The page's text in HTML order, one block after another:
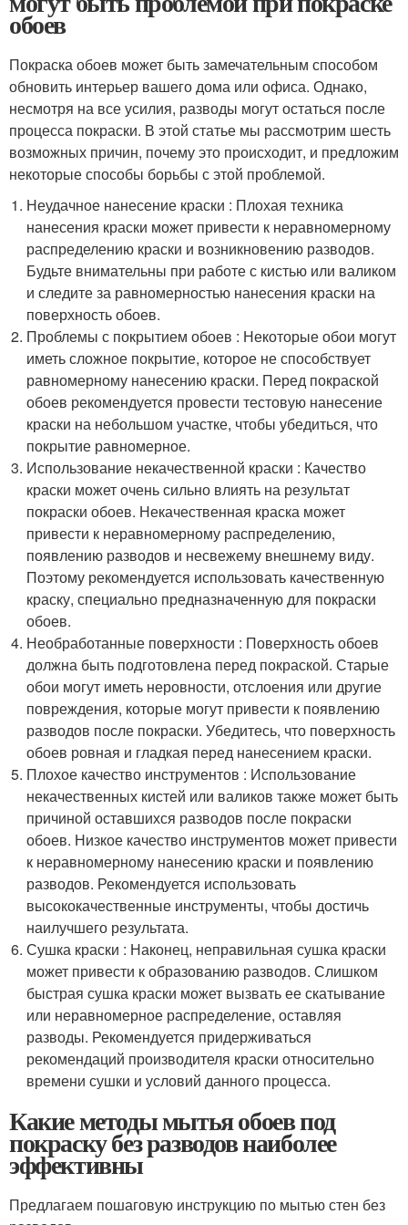
обоев
Покраска обоев может быть замечательным способом
обновить интерьер вашего дома или офиса. Однако,
несмотря на все усилия, разводы могут остаться после
процесса покраски. В этой статье мы рассмотрим шесть
возможных причин, почему это происходит, и предложим
некоторые способы борьбы с этой проблемой.
Неудачное нанесение краски : Плохая техника
нанесения краски может привести к неравномерному
распределению краски и возникновению разводов.
Будьте внимательны при работе с кистью или валиком
и следите за равномерностью нанесения краски на
поверхность обоев.
Проблемы с покрытием обоев : Некоторые обои могут
иметь сложное покрытие, которое не способствует
равномерному нанесению краски. Перед покраской
обоев рекомендуется провести тестовую нанесение
краски на небольшом участке, чтобы убедиться, что
покрытие равномерное.
Использование некачественной краски : Качество
краски может очень сильно влиять на результат
покраски обоев. Некачественная краска может
привести к неравномерному распределению,
появлению разводов и несвежему внешнему виду.
Поэтому рекомендуется использовать качественную
краску, специально предназначенную для покраски
обоев.
Необработанные поверхности : Поверхность обоев
должна быть подготовлена перед покраской. Старые
обои могут иметь неровности, отслоения или другие
повреждения, которые могут привести к появлению
разводов после покраски. Убедитесь, что поверхность
обоев ровная и гладкая перед нанесением краски.
Плохое качество инструментов : Использование
некачественных кистей или валиков также может быть
причиной оставшихся разводов после покраски
обоев. Низкое качество инструментов может привести
к неравномерному нанесению краски и появлению
разводов. Рекомендуется использовать
высококачественные инструменты, чтобы достичь
наилучшего результата.
Сушка краски : Наконец, неправильная сушка краски
может привести к образованию разводов. Слишком
быстрая сушка краски может вызвать ее скатывание
или неравномерное распределение, оставляя
разводы. Рекомендуется придерживаться
рекомендаций производителя краски относительно
времени сушки и условий данного процесса.
Какие методы мытья обоев под
покраску без разводов наиболее
эффективны
Предлагаем пошаговую инструкцию по мытью стен без